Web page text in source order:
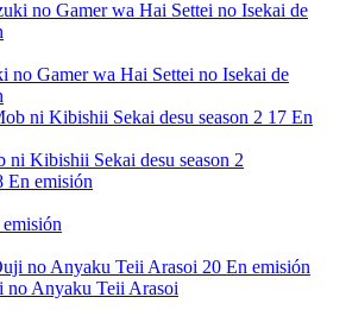
no Gamer wa Hai Settei no Isekai de
17 En
ni Kibishii Sekai desu season 2
En emisión
20 En emisión
no Anyaku Teii Arasoi